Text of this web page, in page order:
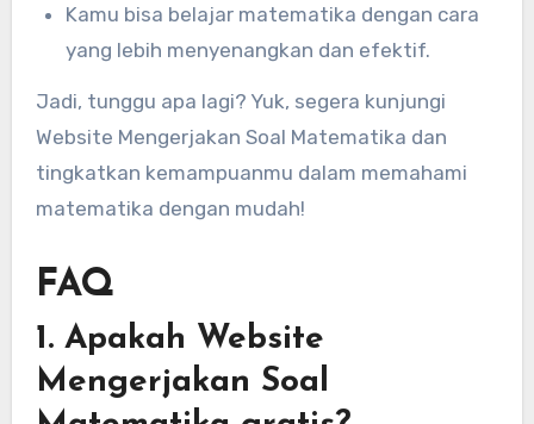
Kamu bisa belajar matematika dengan cara
yang lebih menyenangkan dan efektif.
Jadi, tunggu apa lagi? Yuk, segera kunjungi
Website Mengerjakan Soal Matematika dan
tingkatkan kemampuanmu dalam memahami
matematika dengan mudah!
FAQ
1. Apakah Website
Mengerjakan Soal